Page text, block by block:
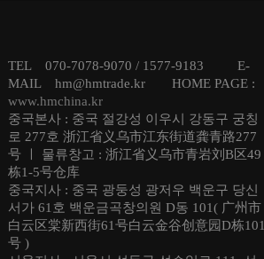
TEL 070-7078-9070 / 1577-9183 E-
MAIL hm@hmtrade.kr HOME PAGE :
www.hmchina.kr
중국본사 : 중국 절강성 이우시 강동구 궁칭
로 277호 浙江省义乌市江东街道龚青路277
号 ㅣ 물류창고 : 浙江省义乌市青岩刘B区49
栋1-5号仓库
중국지사 : 중국 광둥성 광저우 백운구 당신
서가 61호 백운금곡창의원 D동 101( 广州市
白云区棠新西街61号白云金谷创意园D栋101
号 )